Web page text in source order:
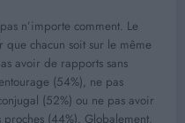
n’importe comment. Le
chacun soit sur le même
avoir de rapports sans
(54%), ne pas
(52%) ou ne pas avoir
(44%). Globalement,